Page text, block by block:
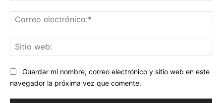
Guardar mi nombre, correo electrónico y sitio web en este
navegador la próxima vez que comente.